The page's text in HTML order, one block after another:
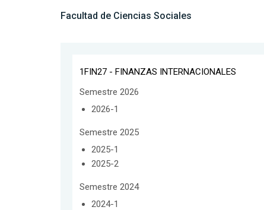
Facultad de Ciencias Sociales
1FIN27 - FINANZAS INTERNACIONALES
Semestre 2026
2026-1
Semestre 2025
2025-1
2025-2
Semestre 2024
2024-1